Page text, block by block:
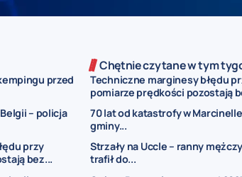
przed
– policja
przy
bez...
Chętnie czytane w tym
Techniczne marginesy błędu
pomiarze prędkości pozostają
70 lat od katastrofy w
gminy...
Strzały na Uccle – ranny
trafił do...